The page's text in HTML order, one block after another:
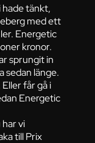
tänkt,
med ett
Energetic
kronor.
sprungit in
sedan länge.
får gå i
Energetic
vi
till Prix